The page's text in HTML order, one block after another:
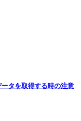
タを取得する時の注意